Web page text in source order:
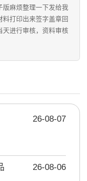
版麻烦整理一下发给我
打印出来签字盖章回
天进行审核，资料审核
26-08-07
26-08-06